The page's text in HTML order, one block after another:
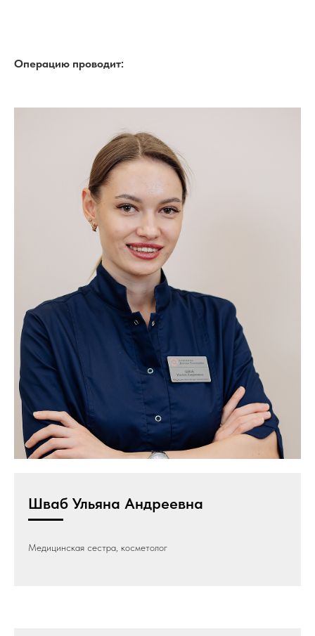
Операцию проводит:
Шваб Ульяна Андреевна
Медицинская сестра, косметолог